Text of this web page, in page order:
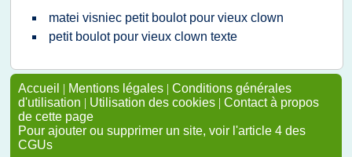
matei visniec petit boulot pour vieux clown
petit boulot pour vieux clown texte
Accueil | Mentions légales | Conditions générales
d'utilisation | Utilisation des cookies | Contact à propos
de cette page
Pour ajouter ou supprimer un site, voir l'article 4 des
CGUs